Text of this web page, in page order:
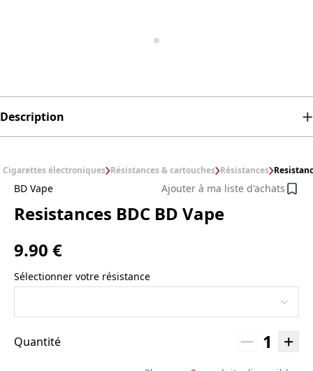
Description
Cigarettes électroniques Résistances & cartouches Résistances
BD Vape Ajouter à ma liste d'achats
Resistances BDC BD Vape
9.90 €
Sélectionner votre résistance
Quantité 1